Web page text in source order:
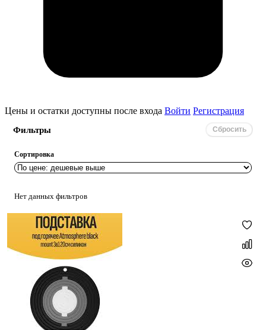
Цены и остатки доступны после входа Войти Регистрация
Фильтры
Сбросить
Сортировка
Нет данных фильтров